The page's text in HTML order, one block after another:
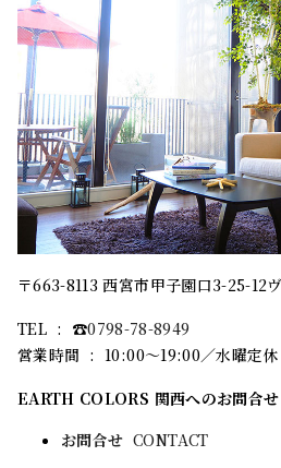
〒663-8113 西宮市甲子園口3-25-12
TEL : ☎︎0798-78-8949
営業時間 : 10:00～19:00／水曜定休
EARTH COLORS 関西へのお問合
お問合せCONTACT